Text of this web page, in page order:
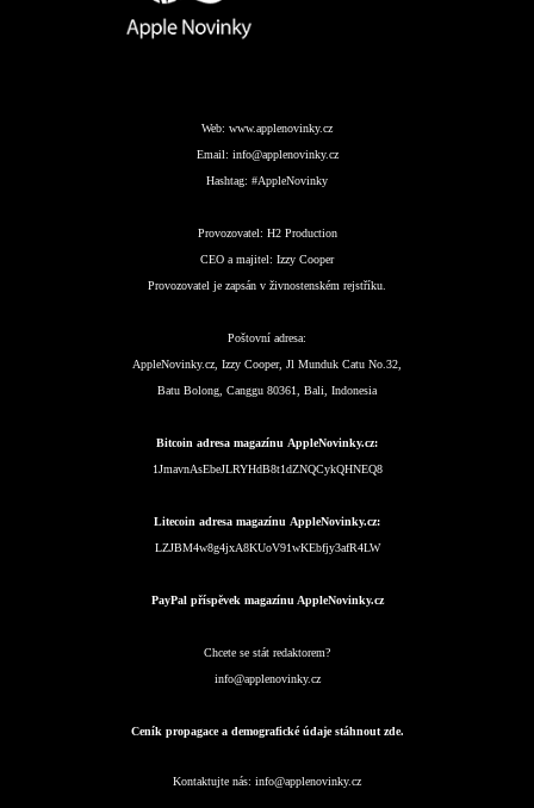
Web: www.applenovinky.cz
Email: info@applenovinky.cz
Hashtag: #AppleNovinky
Provozovatel: H2 Production
CEO a majitel: Izzy Cooper
Provozovatel je zapsán v živnostenském rejstříku.
Poštovní adresa:
AppleNovinky.cz, Izzy Cooper, Jl Munduk Catu No.32,
Batu Bolong, Canggu 80361, Bali, Indonesia
Bitcoin adresa magazínu AppleNovinky.cz:
1JmavnAsEbeJLRYHdB8t1dZNQCykQHNEQ8
Litecoin adresa magazínu AppleNovinky.cz:
LZJBM4w8g4jxA8KUoV91wKEbfjy3afR4LW
PayPal příspěvek magazínu AppleNovinky.cz
Chcete se stát redaktorem?
info@applenovinky.cz
Ceník propagace a demografické údaje stáhnout zde.
Kontaktujte nás: info@applenovinky.cz